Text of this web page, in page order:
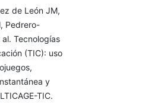
de León JM,
Pedrero-
Tecnologías
(TIC): uso
y
TIC.